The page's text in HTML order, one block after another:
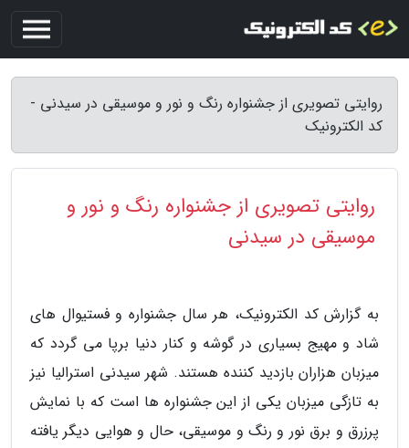
روایتی تصویری از جشنواره رنگ و نور و موسیقی در سیدنی -
کد الکترونیک
روایتی تصویری از جشنواره رنگ و نور و
موسیقی در سیدنی
به گزارش کد الکترونیک، هر سال جشنواره و فستیوال های
شاد و مهیج بسیاری در گوشه و کنار دنیا برپا می گردد که
میزبان هزاران بازدید کننده هستند. شهر سیدنی استرالیا نیز
به تازگی میزبان یکی از این جشنواره ها است که با نمایش
پرزرق و برق نور و رنگ و موسیقی، حال و هوایی دیگر یافته